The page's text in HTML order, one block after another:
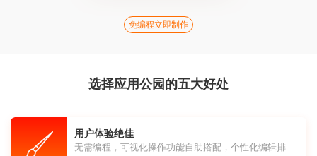
免编程立即制作
选择应用公园的五大好处
用户体验绝佳
无需编程，可视化操作功能自助搭配，个性化编辑排